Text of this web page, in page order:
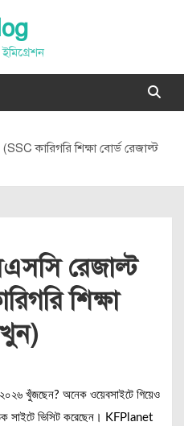
কারিগরি শিক্ষা বোর্ড রেজাল্ট
রেজাল্ট
শিক্ষা
খুঁজছেন? অনেক ওয়েবসাইটে গিয়েও
সাইটে ভিসিট করেছেন। KFPlanet